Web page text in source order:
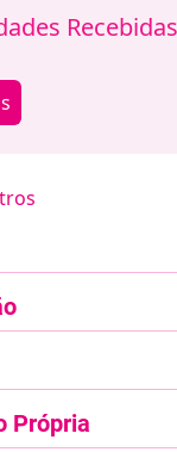
Recebidas
Própria